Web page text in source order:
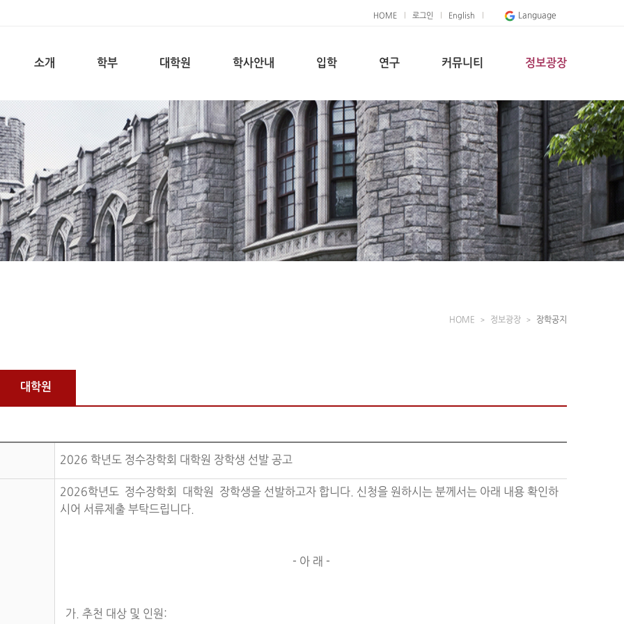
HOME 로그인 English Language
소개 학부 대학원 학사안내 입학 연구 커뮤니티 정보광장
HOME 정보광장 장학공지
대학원
2026 학년도 정수장학회 대학원 장학생 선발 공고
2026학년도 정수장학회 대학원 장학생을 선발하고자 합니다. 신청을 원하시는 분께서는 아래 내용 확인하
시어 서류제출 부탁드립니다.
- 아 래 -
가. 추천 대상 및 인원: